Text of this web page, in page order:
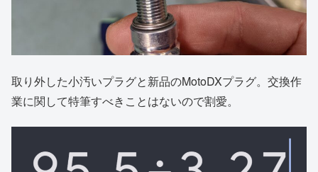
取り外した小汚いプラグと新品のMotoDXプラグ。交換作
業に関して特筆すべきことはないので割愛。